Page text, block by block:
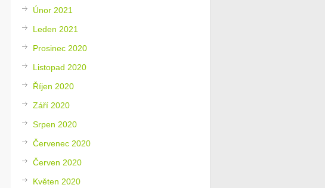
Únor 2021
Leden 2021
Prosinec 2020
Listopad 2020
Říjen 2020
Září 2020
Srpen 2020
Červenec 2020
Červen 2020
Květen 2020